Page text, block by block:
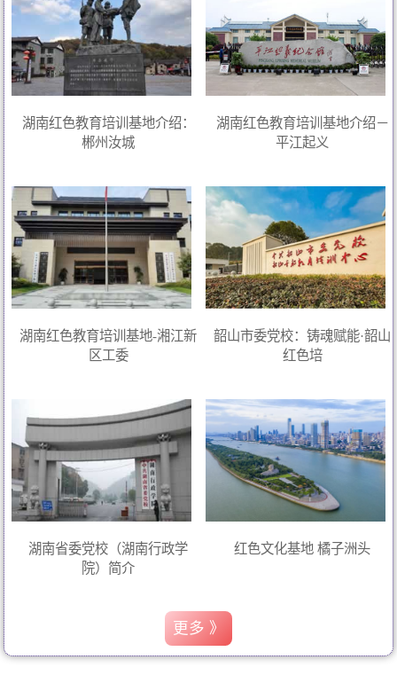
湖南红色教育培训基地介绍：
郴州汝城
湖南红色教育培训基地介绍－
平江起义
湖南红色教育培训基地-湘江新
区工委
韶山市委党校：铸魂赋能·韶山
红色培
湖南省委党校（湖南行政学
院）简介
红色文化基地 橘子洲头
更多 》